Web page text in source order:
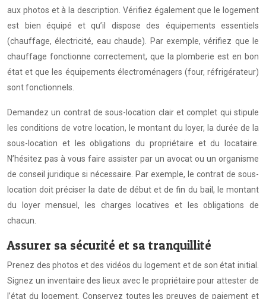
aux photos et à la description. Vérifiez également que le logement
est bien équipé et qu’il dispose des équipements essentiels
(chauffage, électricité, eau chaude). Par exemple, vérifiez que le
chauffage fonctionne correctement, que la plomberie est en bon
état et que les équipements électroménagers (four, réfrigérateur)
sont fonctionnels.
Demandez un contrat de sous-location clair et complet qui stipule
les conditions de votre location, le montant du loyer, la durée de la
sous-location et les obligations du propriétaire et du locataire.
N’hésitez pas à vous faire assister par un avocat ou un organisme
de conseil juridique si nécessaire. Par exemple, le contrat de sous-
location doit préciser la date de début et de fin du bail, le montant
du loyer mensuel, les charges locatives et les obligations de
chacun.
Assurer sa sécurité et sa tranquillité
Prenez des photos et des vidéos du logement et de son état initial.
Signez un inventaire des lieux avec le propriétaire pour attester de
l’état du logement. Conservez toutes les preuves de paiement et